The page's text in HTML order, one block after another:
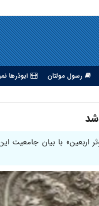
رسول مولتان ابوذرها
شد
اربعین» با بیان جامعیت